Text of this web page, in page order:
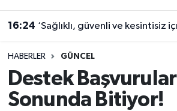
16:24 ‘Sağlıklı, güvenli ve kesintisiz içme
HABERLER GÜNCEL
Destek
Sonunda Bitiyor!
Çorum Trafik Yoğunluk Haritası
Süper Lig Puan Durumu ve